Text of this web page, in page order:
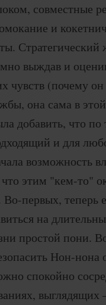
совместные
и
Стратегический
выждав и
чувств (почему
она сама в
добавить, что
и для
возможность
этим "кем-то"
первых, теперь
на
простой пони.
Нон-нона
спокойно